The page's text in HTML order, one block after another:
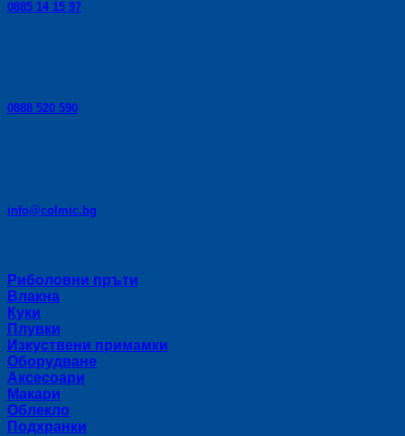
0885 14 15 97
0888 520 590
info@colmic.bg
Риболовни пръти
Влакна
Куки
Плувки
Изкуствени примамки
Оборудване
Аксесоари
Макари
Облекло
Подхранки